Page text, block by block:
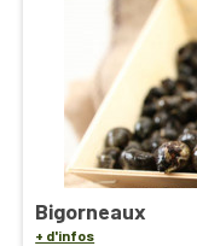
Bigorneaux
+ d'infos